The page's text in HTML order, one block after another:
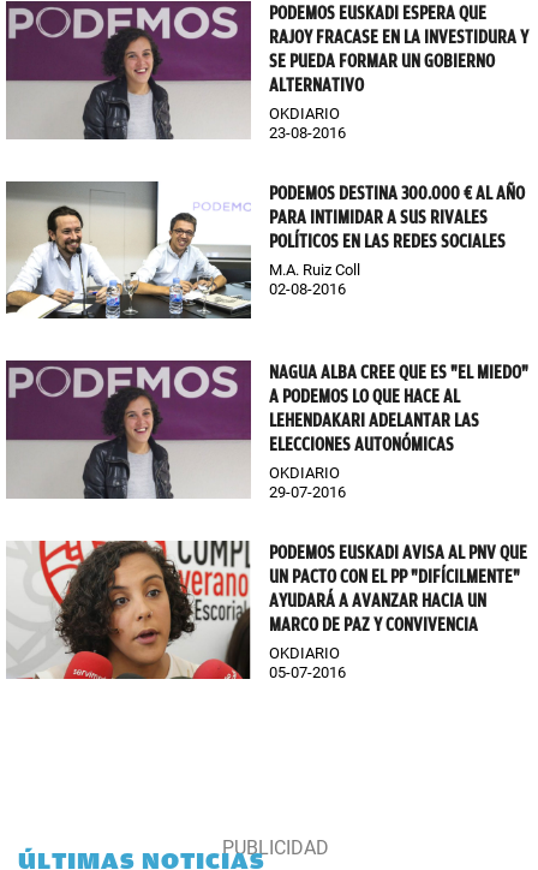
PODEMOS EUSKADI ESPERA QUE
RAJOY FRACASE EN LA INVESTIDURA Y
SE PUEDA FORMAR UN GOBIERNO
ALTERNATIVO
OKDIARIO
23-08-2016
PODEMOS DESTINA 300.000 € AL AÑO
PARA INTIMIDAR A SUS RIVALES
POLÍTICOS EN LAS REDES SOCIALES
M.A. Ruiz Coll
02-08-2016
NAGUA ALBA CREE QUE ES "EL MIEDO"
A PODEMOS LO QUE HACE AL
LEHENDAKARI ADELANTAR LAS
ELECCIONES AUTONÓMICAS
OKDIARIO
29-07-2016
PODEMOS EUSKADI AVISA AL PNV QUE
UN PACTO CON EL PP "DIFÍCILMENTE"
AYUDARÁ A AVANZAR HACIA UN
MARCO DE PAZ Y CONVIVENCIA
OKDIARIO
05-07-2016
ÚLTIMAS NOTICIAS